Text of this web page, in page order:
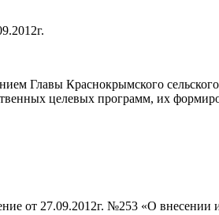
Главы Краснокрымского
целевых программ, их
от 27.09.2012г. №253 «О внесении